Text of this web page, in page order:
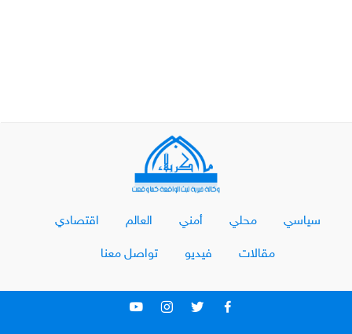
سياسي محلي أمني العالم اقتصادي
مقالات فيديو تواصل معنا